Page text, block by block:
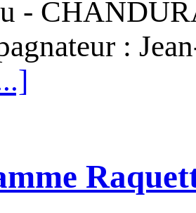
-
: